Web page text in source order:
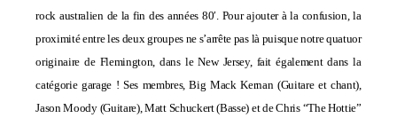
rock australien de la fin des années 80′. Pour ajouter à la confusion, la
proximité entre les deux groupes ne s’arrête pas là puisque notre quatuor
originaire de Flemington, dans le New Jersey, fait également dans la
catégorie garage ! Ses membres, Big Mack Kernan (Guitare et chant),
Jason Moody (Guitare), Matt Schuckert (Basse) et de Chris “The Hottie”